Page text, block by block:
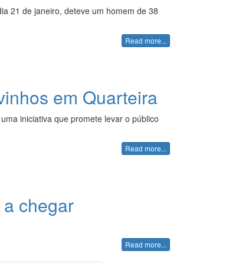
21 de janeiro, deteve um homem de 38
Read more...
em Quarteira
iniciativa que promete levar o público
Read more...
chegar
Read more...